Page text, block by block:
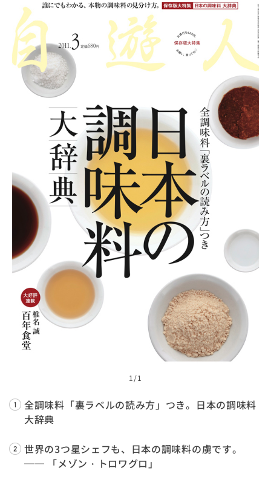
1 /1
全調味料「裏ラベルの読み方」つき。日本の調味料
大辞典
世界の3つ星シェフも、日本の調味料の虜です。
── 「メゾン・トロワグロ」